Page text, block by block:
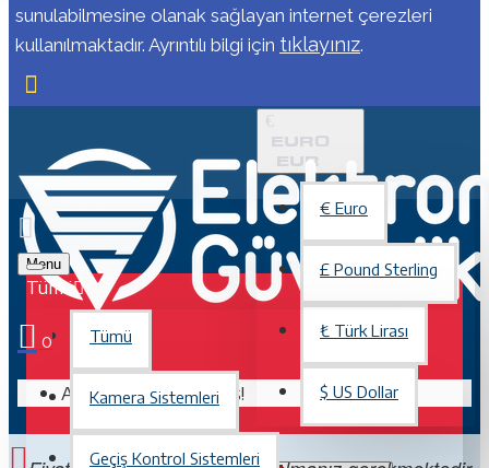
sunulabilmesine olanak sağlayan internet çerezleri
kullanılmaktadır. Ayrıntılı bilgi için tıklayınız.
€
EURO
EUR
€ Euro
£ Pound Sterling
₺ Türk Lirası
$ US Dollar
Menu
Tümü
Tümü
Kamera Sistemleri
Geçiş Kontrol Sistemleri
0
Alışveriş sepetiniz boş!